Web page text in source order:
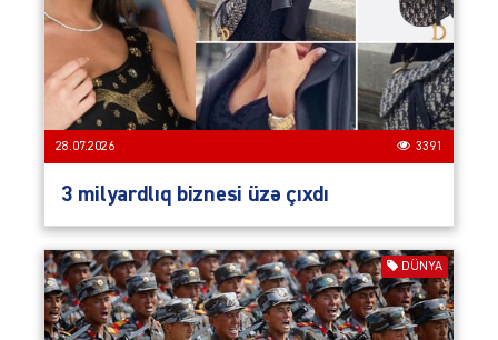
28.07.2026 3391
3 milyardlıq biznesi üzə çıxdı
DÜNYA